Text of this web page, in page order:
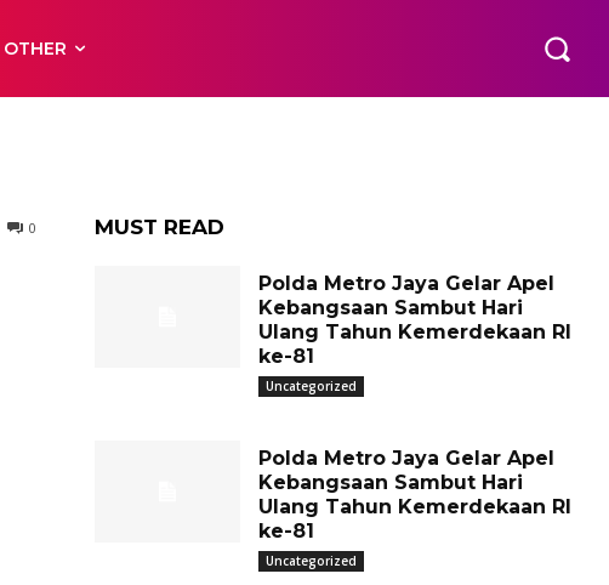
OTHER
0 MUST READ
Polda Metro Jaya Gelar Apel
Kebangsaan Sambut Hari
Ulang Tahun Kemerdekaan RI
ke-81
Uncategorized
Polda Metro Jaya Gelar Apel
Kebangsaan Sambut Hari
Ulang Tahun Kemerdekaan RI
ke-81
Uncategorized